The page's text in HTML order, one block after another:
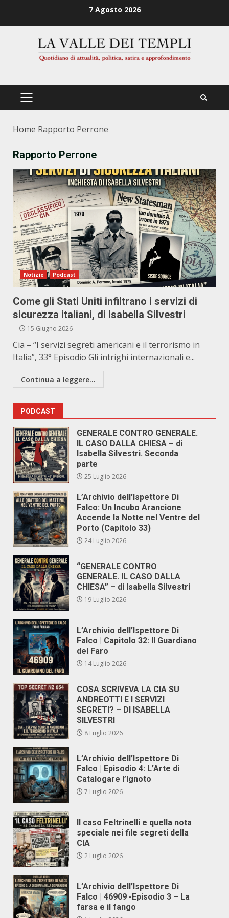
7 Agosto 2026
PRIMÄRES
Home Rapporto Perrone
Rapporto Perrone
Notizie Podcast
Come gli Stati Uniti infiltrano i servizi di
sicurezza italiani, di Isabella Silvestri
15 Giugno 2026
Cia – “I servizi segreti americani e il terrorismo in
Italia”, 33° Episodio Gli intrighi internazionali e...
Continua a leggere...
PODCAST
GENERALE CONTRO GENERALE.
IL CASO DALLA CHIESA – di
Isabella Silvestri. Seconda
parte
25 Luglio 2026
L’Archivio dell’Ispettore Di
Falco: Un Incubo Arancione
Accende la Notte nel Ventre del
Porto (Capitolo 33)
24 Luglio 2026
“GENERALE CONTRO
GENERALE. IL CASO DALLA
CHIESA” – di Isabella Silvestri
19 Luglio 2026
L’Archivio dell’Ispettore Di
Falco | Capitolo 32: Il Guardiano
del Faro
14 Luglio 2026
COSA SCRIVEVA LA CIA SU
ANDREOTTI E I SERVIZI
SEGRETI? – DI ISABELLA
SILVESTRI
8 Luglio 2026
L’Archivio dell’Ispettore Di
Falco | Episodio 4: L’Arte di
Catalogare l’Ignoto
7 Luglio 2026
Il caso Feltrinelli e quella nota
speciale nei file segreti della
CIA
2 Luglio 2026
L’Archivio dell’Ispettore Di
Falco | 46909 -Episodio 3 – La
farsa e il fango